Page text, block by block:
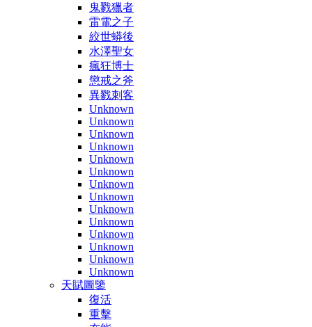
鬼戮獵者
雷電之子
絞世蟒後
水澤聖女
瘋狂博士
懲戒之斧
異戮刺客
Unknown
Unknown
Unknown
Unknown
Unknown
Unknown
Unknown
Unknown
Unknown
Unknown
Unknown
Unknown
Unknown
Unknown
天賦圖鑒
復活
重擊